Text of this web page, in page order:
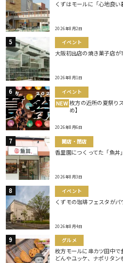
くずはモールに「心地良
2026年8月2日
イベント
大阪初出店の焼き菓子店が
2026年8月1日
イベント
NEW 枚方の近所の夏祭り
め】
2026年8月6日
開店・閉店
香里園につくってた「魚丼
2026年8月3日
イベント
くずモの珈琲フェスタがパ
2026年8月4日
グルメ
枚方モールに串カツ田中で
どんやユッケ、ナポリタン